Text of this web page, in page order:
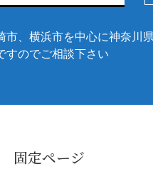
市、横浜市を中心に神奈川
すのでご相談下さい
固定ページ